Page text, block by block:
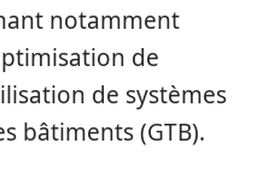
notamment
de
de systèmes
bâtiments (GTB).